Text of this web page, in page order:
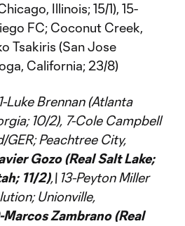
Illinois; 15/1), 15-
FC; Coconut Creek,
Tsakiris (San Jose
California; 23/8)
Luke Brennan (Atlanta
10/2), 7-Cole Campbell
Peachtree City,
Gozo (Real Salt Lake;
11/2),\ 13-Peyton Miller
Unionville,
Marcos Zambrano (Real